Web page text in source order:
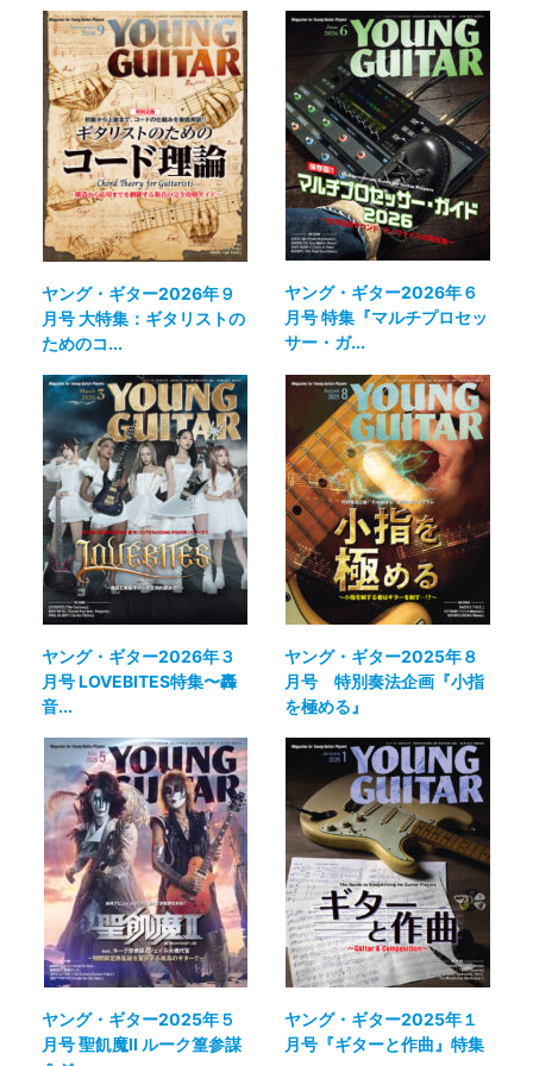
ヤング・ギター2026年９
月号 大特集：ギタリストの
ためのコ...
ヤング・ギター2026年６
月号 特集『マルチプロセッ
サー・ガ...
ヤング・ギター2026年３
月号 LOVEBITES特集〜轟
音...
ヤング・ギター2025年８
月号 特別奏法企画『小指
を極める』
ヤング・ギター2025年５
月号 聖飢魔II ルーク篁参謀
ヤング・ギター2025年１
月号『ギターと作曲』特集